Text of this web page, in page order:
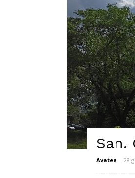
San.
Avatea - 28